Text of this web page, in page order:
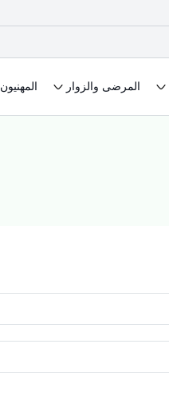
المرضى والزوار المهنيون